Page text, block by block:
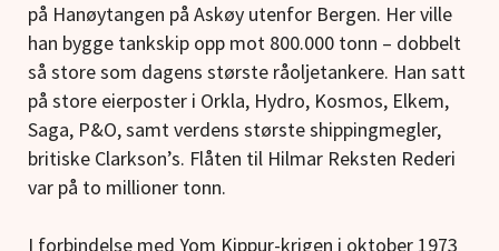
på Hanøytangen på Askøy utenfor Bergen. Her ville
han bygge tankskip opp mot 800.000 tonn – dobbelt
så store som dagens største råoljetankere. Han satt
på store eierposter i Orkla, Hydro, Kosmos, Elkem,
Saga, P&O, samt verdens største shippingmegler,
britiske Clarkson’s. Flåten til Hilmar Reksten Rederi
var på to millioner tonn.
I forbindelse med Yom Kippur-krigen i oktober 1973